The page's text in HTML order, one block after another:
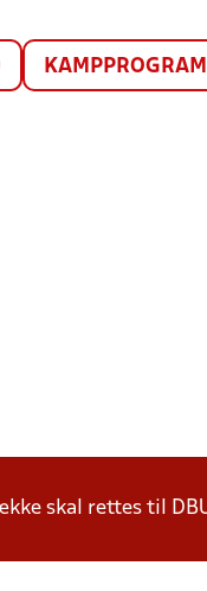
KAMPPROGRAM
skal rettes til